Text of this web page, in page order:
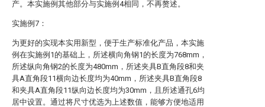
产。本实施例其他部分与实施例4相同，不再赘述。
实施例7：
为更好的实现本实用新型，便于生产标准化产品，本实施
例在实施例1的基础上，所述横向角钢1的长度为768mm，
所述纵向角钢2的长度为480mm，所述夹具B直角段8和夹
具A直角段11横向边长度均为40mm，所述夹具B直角段8
和夹具A直角段11纵向边长度均为30mm，且所述通孔6均
居中设置。通过将尺寸优选为上述数值，能够方便地适用